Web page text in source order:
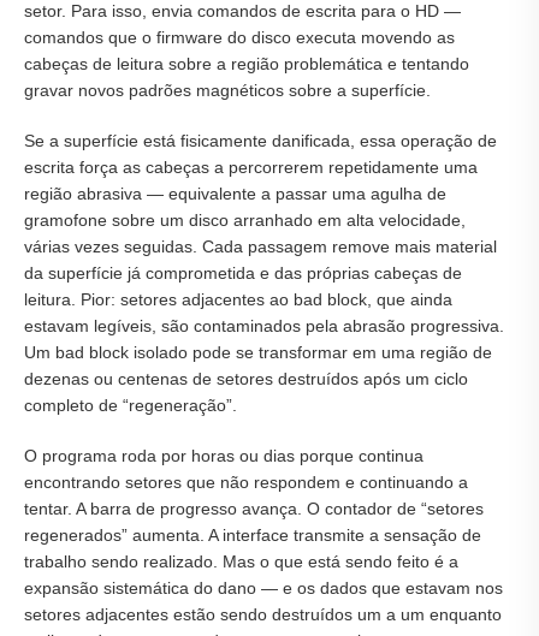
setor. Para isso, envia comandos de escrita para o HD —
comandos que o firmware do disco executa movendo as
cabeças de leitura sobre a região problemática e tentando
gravar novos padrões magnéticos sobre a superfície.
Se a superfície está fisicamente danificada, essa operação de
escrita força as cabeças a percorrerem repetidamente uma
região abrasiva — equivalente a passar uma agulha de
gramofone sobre um disco arranhado em alta velocidade,
várias vezes seguidas. Cada passagem remove mais material
da superfície já comprometida e das próprias cabeças de
leitura. Pior: setores adjacentes ao bad block, que ainda
estavam legíveis, são contaminados pela abrasão progressiva.
Um bad block isolado pode se transformar em uma região de
dezenas ou centenas de setores destruídos após um ciclo
completo de “regeneração”.
O programa roda por horas ou dias porque continua
encontrando setores que não respondem e continuando a
tentar. A barra de progresso avança. O contador de “setores
regenerados” aumenta. A interface transmite a sensação de
trabalho sendo realizado. Mas o que está sendo feito é a
expansão sistemática do dano — e os dados que estavam nos
setores adjacentes estão sendo destruídos um a um enquanto